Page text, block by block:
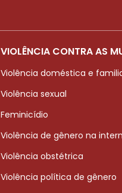
VIOLÊNCIA CONTRA AS
Violência doméstica e
Violência sexual
Feminicídio
Violência de gênero na
Violência obstétrica
Violência política de gênero